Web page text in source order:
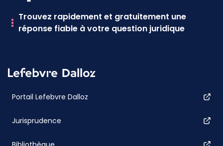
Trouvez rapidement et gratuitement une
réponse fiable à votre question juridique
Portail Lefebvre Dalloz
Jurisprudence